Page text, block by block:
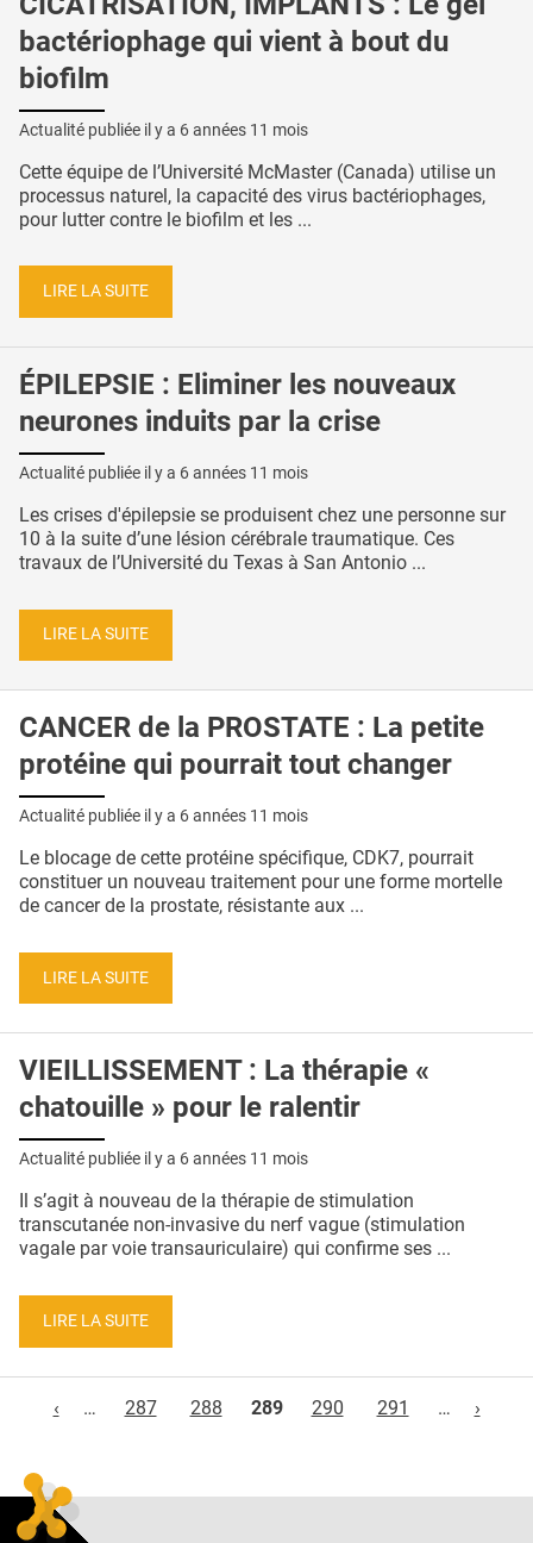
bactériophage qui vient à bout du
biofilm
Actualité publiée il y a 6 années 11 mois
Cette équipe de l’Université McMaster (Canada) utilise un
processus naturel, la capacité des virus bactériophages,
pour lutter contre le biofilm et les ...
LIRE LA SUITE
ÉPILEPSIE : Eliminer les nouveaux
neurones induits par la crise
Actualité publiée il y a 6 années 11 mois
Les crises d'épilepsie se produisent chez une personne sur
10 à la suite d’une lésion cérébrale traumatique. Ces
travaux de l’Université du Texas à San Antonio ...
LIRE LA SUITE
CANCER de la PROSTATE : La petite
protéine qui pourrait tout changer
Actualité publiée il y a 6 années 11 mois
Le blocage de cette protéine spécifique, CDK7, pourrait
constituer un nouveau traitement pour une forme mortelle
de cancer de la prostate, résistante aux ...
LIRE LA SUITE
VIEILLISSEMENT : La thérapie «
chatouille » pour le ralentir
Actualité publiée il y a 6 années 11 mois
Il s’agit à nouveau de la thérapie de stimulation
transcutanée non-invasive du nerf vague (stimulation
vagale par voie transauriculaire) qui confirme ses ...
LIRE LA SUITE
‹
… 287 288 289 290 291 … ›